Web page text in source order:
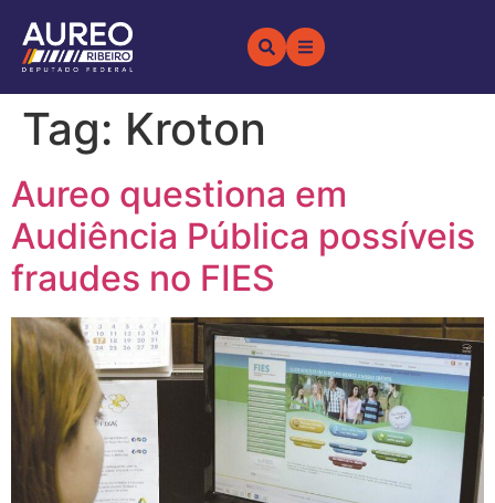
Tag: Kroton
Aureo questiona em
Audiência Pública possíveis
fraudes no FIES